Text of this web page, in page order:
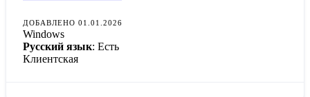
ДОБАВЛЕНО 01.01.2026
Windows
Русский язык: Есть
Клиентская